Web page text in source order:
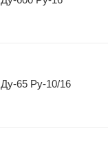
Задвижка MIV V1-10 Ду-65 Ру-10/16